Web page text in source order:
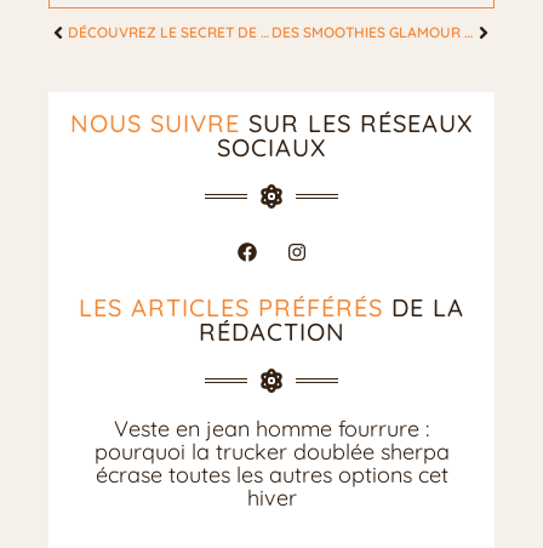
DÉCOUVREZ LE SECRET DE BEAUTÉ ULTIME : LE SOMMEIL RÉPARATEUR POUR LES FEMMES DES SMOOTHIES GLAMOUR POUR SUBLIMER VOTRE ROUTINE BIEN-ÊTRE AU FÉMININ
NOUS SUIVRE SUR LES RÉSEAUX
SOCIAUX
LES ARTICLES PRÉFÉRÉS DE LA
RÉDACTION
Veste en jean homme fourrure :
pourquoi la trucker doublée sherpa
écrase toutes les autres options cet
hiver